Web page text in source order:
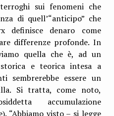
sui fenomeni che
di quell’“anticipo” che
definisce denaro come
differenze profonde. In
quella che è, ad un
e teorica intesa a
sembrerebbe essere un
Si tratta, come noto,
accumulazione
“Abbiamo visto – si legge